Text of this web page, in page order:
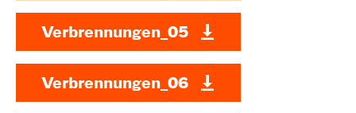
Verbrennungen_05
Verbrennungen_06